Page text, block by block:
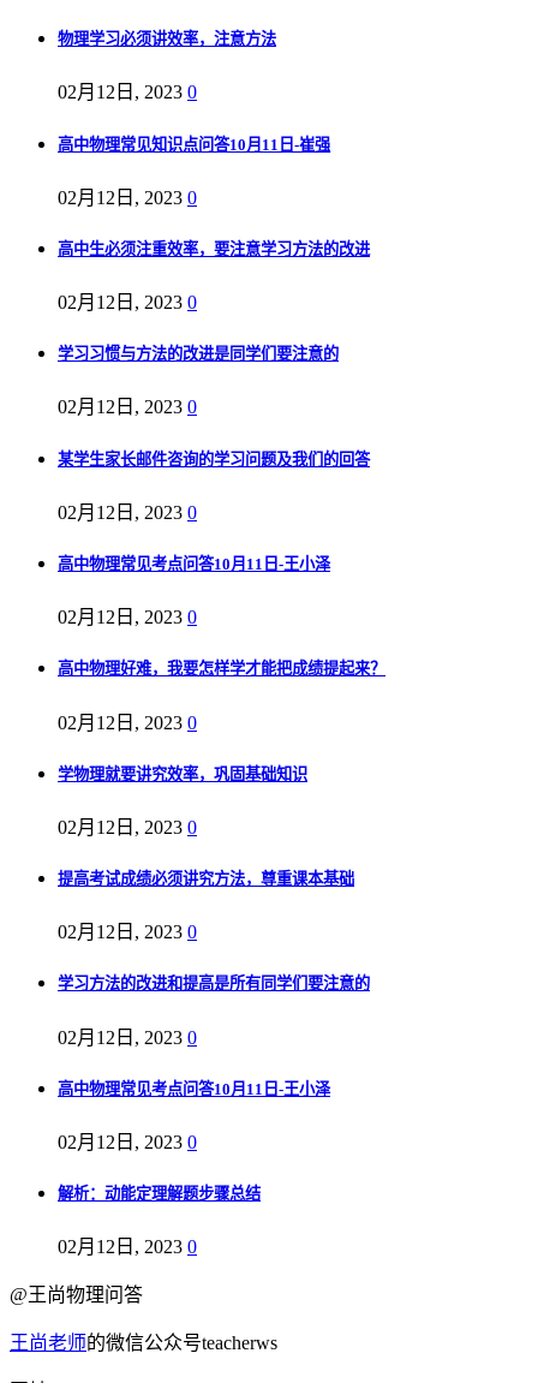
物理学习必须讲效率，注意方法
02月12日, 2023 0
高中物理常见知识点问答10月11日-崔强
02月12日, 2023 0
高中生必须注重效率，要注意学习方法的改进
02月12日, 2023 0
学习习惯与方法的改进是同学们要注意的
02月12日, 2023 0
某学生家长邮件咨询的学习问题及我们的回答
02月12日, 2023 0
高中物理常见考点问答10月11日-王小泽
02月12日, 2023 0
高中物理好难，我要怎样学才能把成绩提起来？
02月12日, 2023 0
学物理就要讲究效率，巩固基础知识
02月12日, 2023 0
提高考试成绩必须讲究方法，尊重课本基础
02月12日, 2023 0
学习方法的改进和提高是所有同学们要注意的
02月12日, 2023 0
高中物理常见考点问答10月11日-王小泽
02月12日, 2023 0
解析：动能定理解题步骤总结
02月12日, 2023 0
@王尚物理问答
王尚老师的微信公众号teacherws